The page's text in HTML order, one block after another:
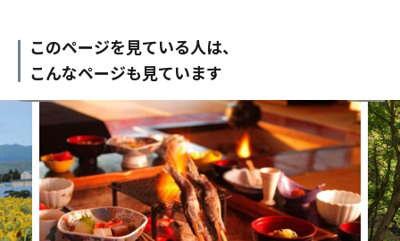
このページを見ている人は、
こんなページも見ています